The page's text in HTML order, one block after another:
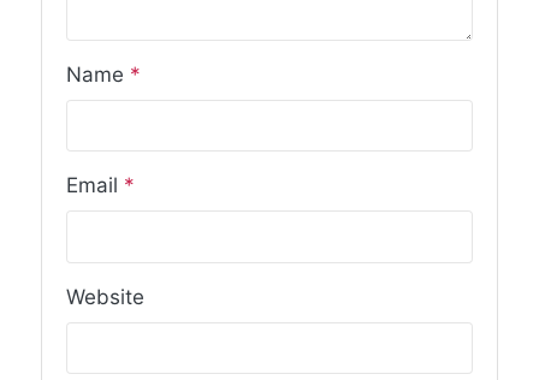
Name *
Email *
Website